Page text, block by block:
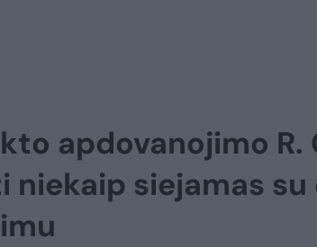
apdovanojimo R.
niekaip siejamas